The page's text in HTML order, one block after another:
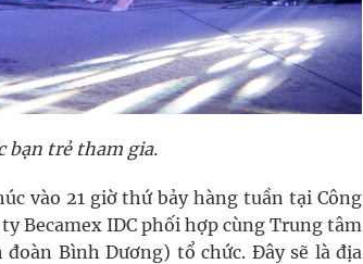
bạn trẻ tham gia.
vào 21 giờ thứ bảy hàng tuần tại Công
Becamex IDC phối hợp cùng Trung tâm
Bình Dương) tổ chức. Đây sẽ là địa